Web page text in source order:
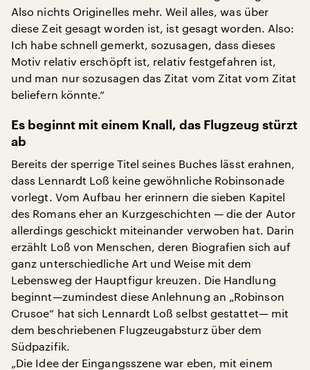
Also nichts Originelles mehr. Weil alles, was über
diese Zeit gesagt worden ist, ist gesagt worden. Also:
Ich habe schnell gemerkt, sozusagen, dass dieses
Motiv relativ erschöpft ist, relativ festgefahren ist,
und man nur sozusagen das Zitat vom Zitat vom Zitat
beliefern könnte.“
Es beginnt mit einem Knall, das Flugzeug stürzt
ab
Bereits der sperrige Titel seines Buches lässt erahnen,
dass Lennardt Loß keine gewöhnliche Robinsonade
vorlegt. Vom Aufbau her erinnern die sieben Kapitel
des Romans eher an Kurzgeschichten — die der Autor
allerdings geschickt miteinander verwoben hat. Darin
erzählt Loß von Menschen, deren Biografien sich auf
ganz unterschiedliche Art und Weise mit dem
Lebensweg der Hauptfigur kreuzen. Die Handlung
beginnt—zumindest diese Anlehnung an „Robinson
Crusoe“ hat sich Lennardt Loß selbst gestattet— mit
dem beschriebenen Flugzeugabsturz über dem
Südpazifik.
„Die Idee der Eingangsszene war eben, mit einem